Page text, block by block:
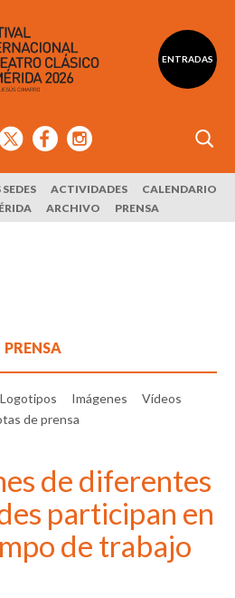
ENTRADAS
ACTIVIDADES
CALENDARIO
ARCHIVO PRENSA
PRENSA
Logotipos Imágenes
Vídeos
de prensa
de diferentes
participan en
de trabajo